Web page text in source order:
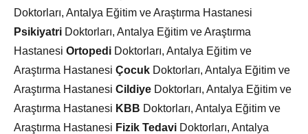
Doktorları, Antalya Eğitim ve Araştırma Hastanesi
Psikiyatri Doktorları, Antalya Eğitim ve Araştırma
Hastanesi Ortopedi Doktorları, Antalya Eğitim ve
Araştırma Hastanesi Çocuk Doktorları, Antalya Eğitim ve
Araştırma Hastanesi Cildiye Doktorları, Antalya Eğitim ve
Araştırma Hastanesi KBB Doktorları, Antalya Eğitim ve
Araştırma Hastanesi Fizik Tedavi Doktorları, Antalya